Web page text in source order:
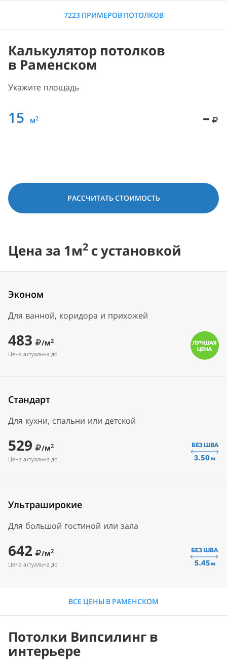
7223 ПРИМЕРОВ ПОТОЛКОВ
Калькулятор потолков
в Раменском
Укажите площадь
15 м2 –
РАССЧИТАТЬ СТОИМОСТЬ
Цена за 1м2 с установкой
Эконом
Для ванной, коридора и прихожей
483 /м2
Цена актуальна до
Стандарт
Для кухни, спальни или детской
529 /м2
Цена актуальна до
Ультраширокие
Для большой гостиной или зала
642 /м2
Цена актуальна до
ВСЕ ЦЕНЫ В РАМЕНСКОМ
Потолки Випсилинг в
интерьере